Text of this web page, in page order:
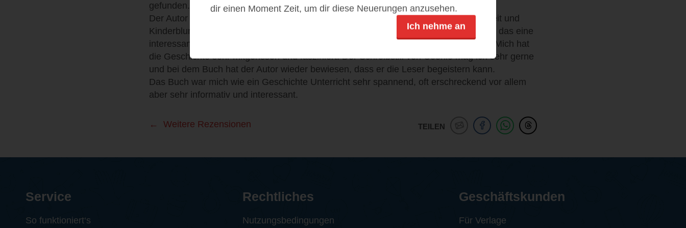
gefunden.
Der Autor nimmt uns Leser auf eine sehr interessante Reise durch 70 Jahre, Hippiezeit und
Kinderblumen. Vor allem für diejenigen die die Zeiten nur aus Erzählungen kennen ist das eine
interessante Reise. Für mich war das Neuland aber sehr gut und interessant erzählt. Mich hat
die Geschichte sehr mitgerissen und fasziniert. Der Schreibstill von Coehlo mag ich sehr gerne
und bei dem Buch hat der Autor wieder bewiesen, dass er die Leser begeistern kann.
Das Buch war mich wie ein Geschichte Unterricht sehr spannend, oft erschreckend vor allem
aber sehr informativ und interessant.
TEILEN
Weitere Rezensionen
dir einen Moment Zeit, um dir diese Neuerungen anzusehen.
Ich nehme an
Service
So funktioniert‘s
Rechtliches
Nutzungsbedingungen
Geschäftskunden
Für Verlage